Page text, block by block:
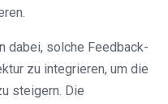
dabei, solche Feedback-
zu integrieren, um die
steigern. Die